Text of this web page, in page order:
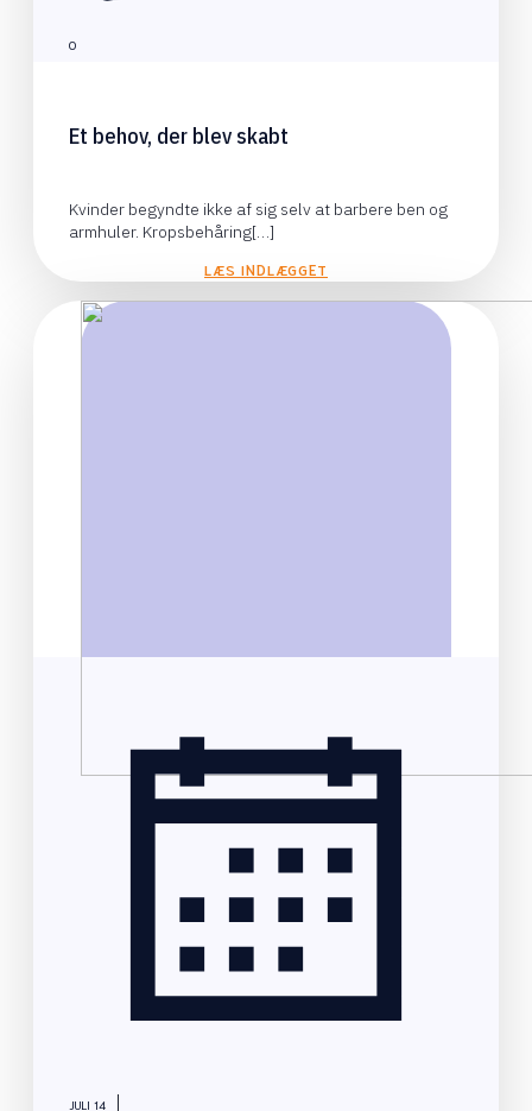
0
Et behov, der blev skabt
Kvinder begyndte ikke af sig selv at barbere ben og
armhuler. Kropsbehåring[…]
LÆS INDLÆGGET
JULI 14 |